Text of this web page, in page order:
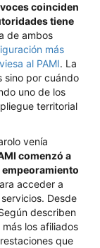
coinciden
tiene
de ambos
más
al PAMI. La
sino por cuándo
uno de los
territorial
venía
comenzó a
acceder a
Desde
describen
los afiliados
que